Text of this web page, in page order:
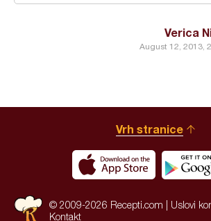
Verica
August 12, 2013,
Vrh stranice
© 2009-2026 Recepti.com | Uslovi
Kontakt